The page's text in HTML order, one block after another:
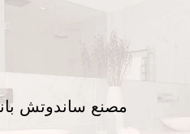
مصنع ساندوتش